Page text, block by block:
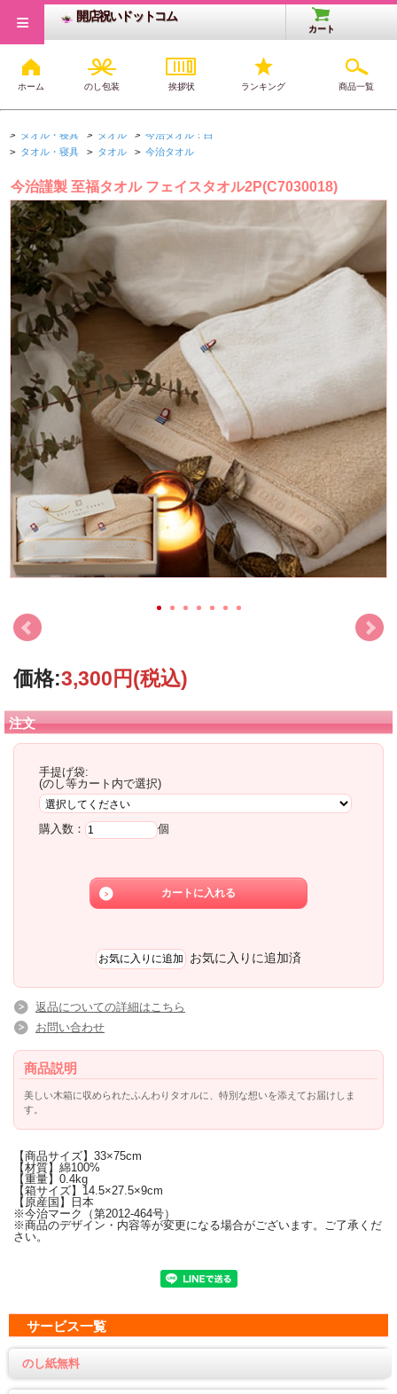
開店祝いドットコム
カート
ホーム のし包装 挨拶状 ランキング 商品一覧
≡
> タオル・寝具 > タオル > 今治タオル：白
> タオル・寝具 > タオル > 今治タオル
今治謹製 至福タオル フェイスタオル2P(C7030018)
価格:3,300円(税込)
注文
手提げ袋:
(のし等カート内で選択)
購入数： 個
お気に入りに追加済
返品についての詳細はこちら
お問い合わせ
商品説明
美しい木箱に収められたふんわりタオルに、特別な想いを添えてお届けしま
す。
【商品サイズ】33×75cm
【材質】綿100%
【重量】0.4kg
【箱サイズ】14.5×27.5×9cm
【原産国】日本
※今治マーク（第2012-464号）
※商品のデザイン・内容等が変更になる場合がございます。ご了承くだ
さい。
サービス一覧
のし紙無料